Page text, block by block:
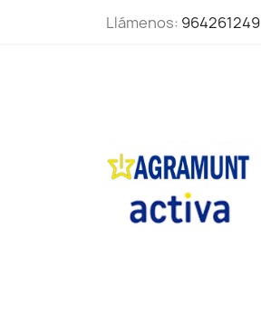
Llámenos: 964261249